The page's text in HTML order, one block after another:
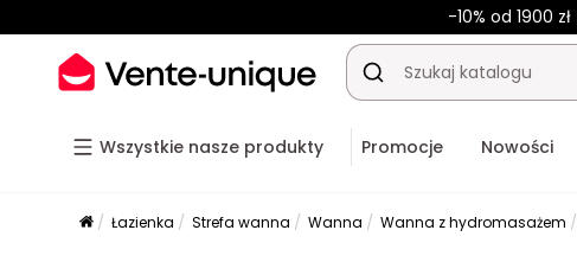
-10% od 1900 zł
Wszystkie nasze produkty Promocje Nowości
Łazienka Strefa wanna Wanna Wanna z hydromasażem